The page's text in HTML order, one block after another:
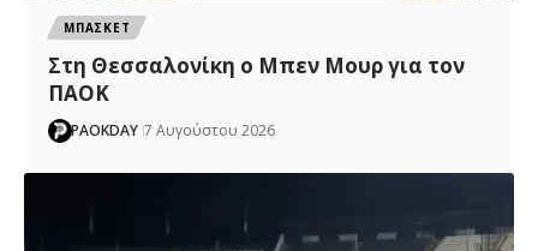
ΜΠΑΣΚΕΤ
Στη Θεσσαλονίκη ο Μπεν Μουρ για τον
ΠΑΟΚ
PAOKDAY 7 Αυγούστου 2026